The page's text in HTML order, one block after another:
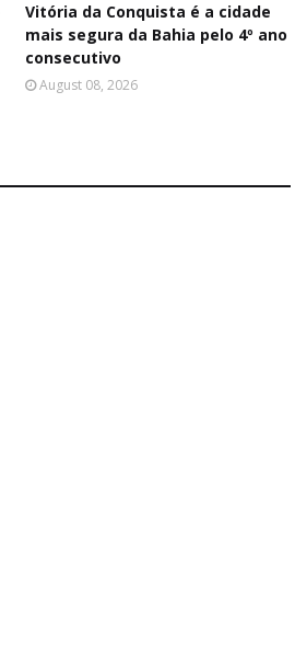
Vitória da Conquista é a cidade
mais segura da Bahia pelo 4º ano
consecutivo
August 08, 2026